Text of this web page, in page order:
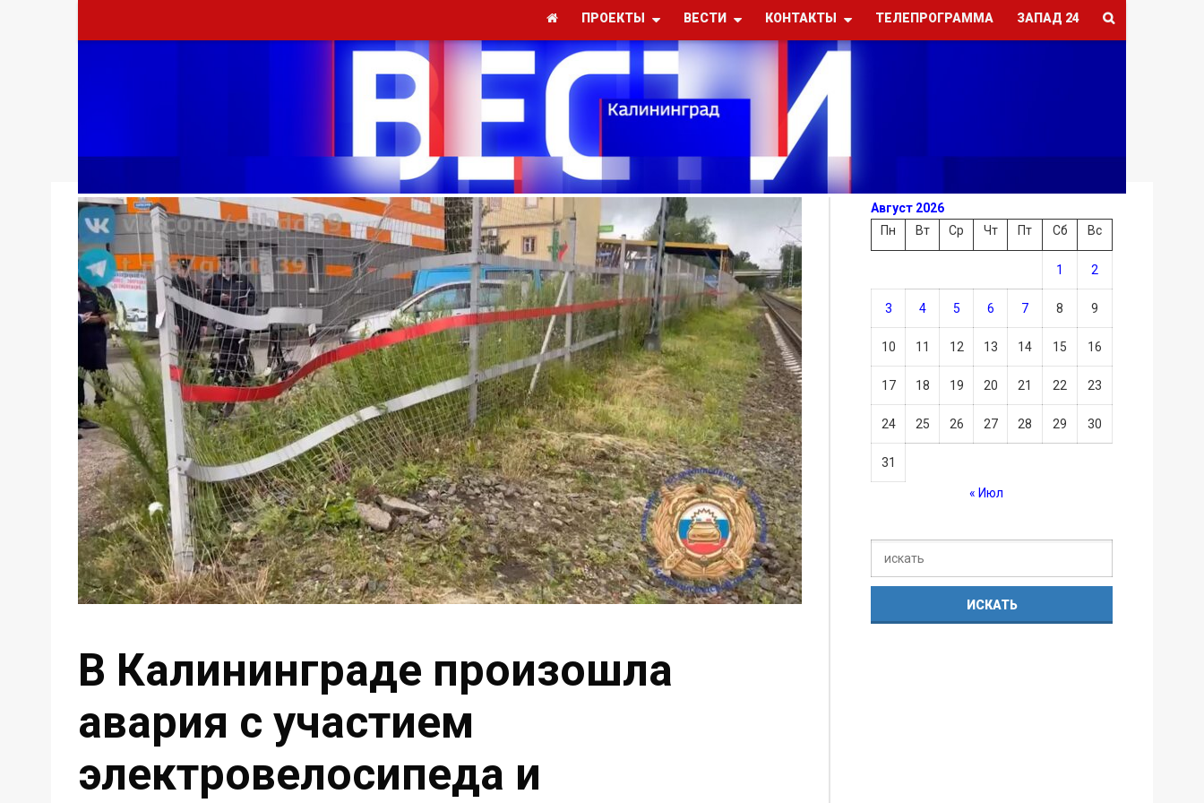
ПРОЕКТЫ ВЕСТИ КОНТАКТЫ ТЕЛЕПРОГРАММА ЗАПАД 24
В Калининграде произошла
авария с участием
электровелосипеда и
Август 2026
Пн
Вт Ср Чт Пт Сб Вс
1 2
3 4 5 6 7 8 9
10 11 12 13 14 15 16
17 18 19 20 21 22 23
24 25 26 27 28 29 30
31
« Июл